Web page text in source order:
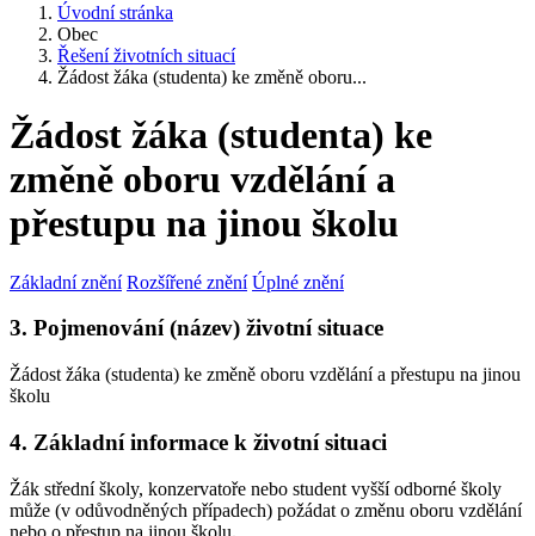
Úvodní stránka
Obec
Řešení životních situací
Žádost žáka (studenta) ke změně oboru...
Žádost žáka (studenta) ke
změně oboru vzdělání a
přestupu na jinou školu
Základní znění Rozšířené znění Úplné znění
3. Pojmenování (název) životní situace
Žádost žáka (studenta) ke změně oboru vzdělání a přestupu na jinou
školu
4. Základní informace k životní situaci
Žák střední školy, konzervatoře nebo student vyšší odborné školy
může (v odůvodněných případech) požádat o změnu oboru vzdělání
nebo o přestup na jinou školu.